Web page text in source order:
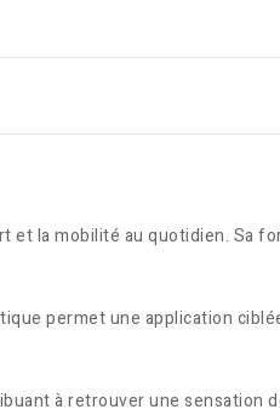
et la mobilité au quotidien. Sa
permet une application
à retrouver une sensation